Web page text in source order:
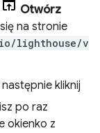
Otwórz
na stronie
lighthouse/v
następnie kliknij
po raz
okienko z